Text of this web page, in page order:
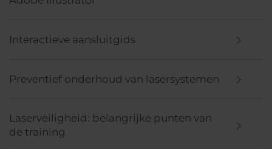
Interactieve aansluitgids
Preventief onderhoud van lasersystemen
Laserveiligheid: belangrijke punten van
de training